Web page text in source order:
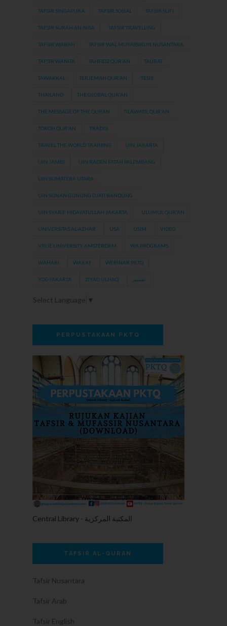
TAFSIR SINGAPURA TAFSIR SOSIAL TAFSIR SUFI
TAFSIR SURAH AN-NISA TAFSIR TRAVELLING
TAFSIR WABAH TAFSIR WAL MUFASSIRUN NUSANTARA
TAFSIR WANITA TAHFIDZ QUR'AN TAUBAT
TAWAKKAL TERJEMAH QUR'AN TESIS
THAILAND THE GLOBAL QUR'AN
THE MESSAGE OF THE QURAN TILAWATIL QUR'AN
TOKOH QUR'AN TRADISI
TRAVEL THE WORLD TRAINING UIN JAKARTA
UIN JAMBI UIN RADEN FATAH PALEMBANG
UIN SUMATERA UTARA
UIN SUNAN GUNUNG DJATI BANDUNG
UIN SYARIF HIDAYATULLAH JAKARTA ULUMUL QUR'AN
UNIVERSITAS AL-AZHAR USA USIM VIDEO
VRIJE UNIVERSITY AMSTERDAM WA PROGRAMS
WAHABI WAKAF WEBINAR PKTQ
YOGYAKARTA ZIYAD ULHAQ تفسير
Select Language ▼
PERPUSTAKAAN PKTQ
Central Library - المكتبة المركزية
TAFSIR AL-QURAN
Tafsir Nusantara
Tafsir Arab
Tafsir English